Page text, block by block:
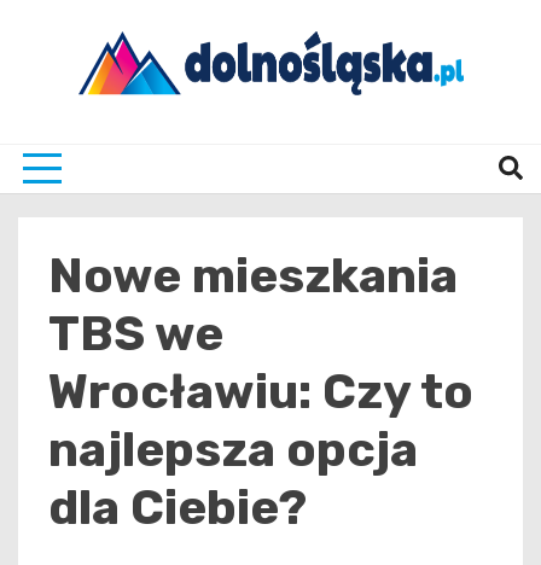
Nowe mieszkania
TBS we
Wrocławiu: Czy to
najlepsza opcja
dla Ciebie?